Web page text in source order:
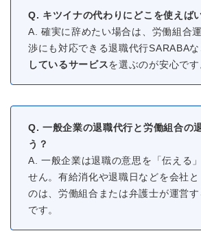
Q. キツイナの代わりにどこを使えば
A. 確実に辞めたい場合は、労働組合
渉にも対応できる退職代行SARABA
しているサービスを選ぶのが安心です
Q. 一般企業の退職代行と労働組合の
う？
A. 一般企業は退職の意思を「伝える
せん。有給消化や退職日などを会社
のは、労働組合または弁護士が運営
です。